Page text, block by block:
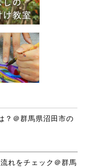
？＠群馬県沼田市の
れをチェック＠群馬